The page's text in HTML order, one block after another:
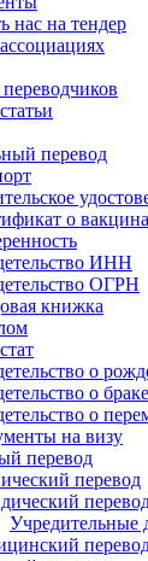
нас на тендер
перевод
о
ИНН
ОГРН
книжка
о
о браке
о
на визу
перевод
перевод
Учредительные